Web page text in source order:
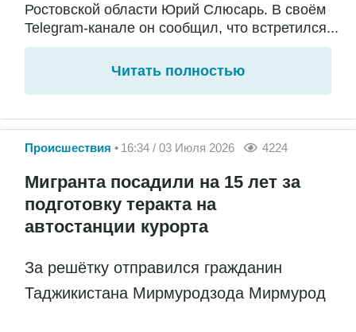
Ростовской области Юрий Слюсарь. В своём
Telegram-канале он сообщил, что встретился...
Читать полностью
Происшествия 16:34 / 03 Июля 2026 4224
Мигранта посадили на 15 лет за
подготовку теракта на
автостанции курорта
За решётку отправился гражданин
Таджикистана Мирмуродзода Мирмурод